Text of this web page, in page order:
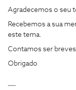
Agradecemos o seu
Recebemos a sua
este tema.
Contamos ser
Obrigado